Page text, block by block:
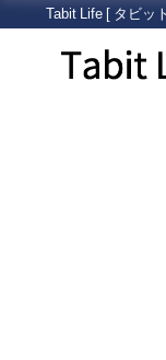
Tabit Life [ タビッ